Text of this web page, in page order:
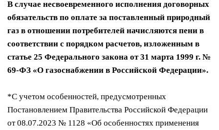
В случае несвоевременного исполнения договорных
обязательств по оплате за поставленный природный
газ в отношении потребителей начисляются пени в
соответствии с порядком расчетов, изложенным в
статье 25 Федерального закона от 31 марта 1999 г. №
69-ФЗ «О газоснабжении в Российской Федерации».
*C учетом особенностей, предусмотренных
Постановлением Правительства Российской Федерации
от 08.07.2023 № 1128 «Об особенностях применения